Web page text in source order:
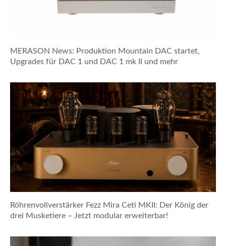
MERASON News: Produktion Mountain DAC startet,
Upgrades für DAC 1 und DAC 1 mk II und mehr
Röhrenvollverstärker Fezz Mira Ceti MKII: Der König der
drei Musketiere – Jetzt modular erweiterbar!